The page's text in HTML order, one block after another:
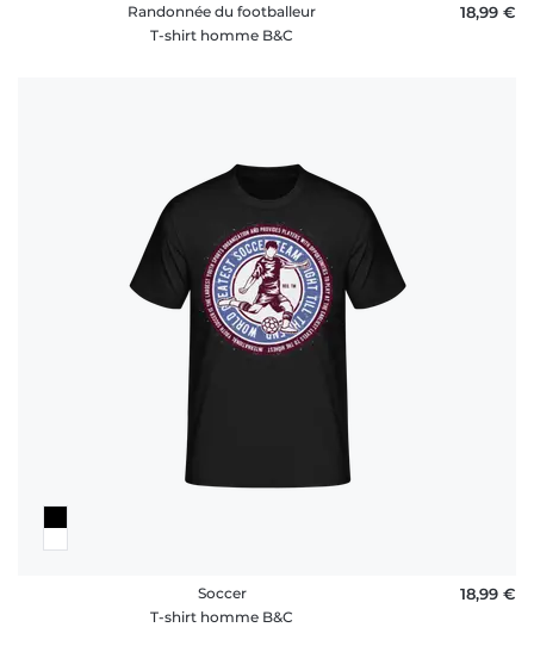
Randonnée du footballeur
T-shirt homme B&C
18,99 €
Soccer
T-shirt homme B&C
18,99 €